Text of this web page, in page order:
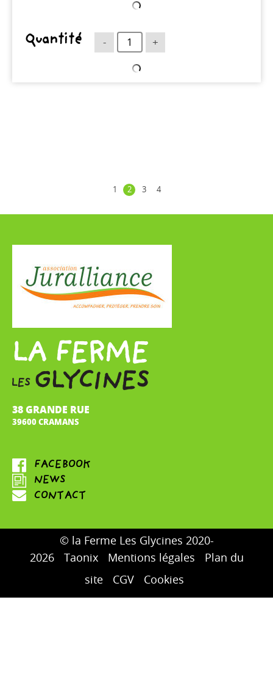
Quantité - +
1 2 3 4
38 GRANDE RUE
39600 CRAMANS
© la Ferme Les Glycines 2020-
2026
Taonix Mentions légales
Plan du
site
CGV Cookies